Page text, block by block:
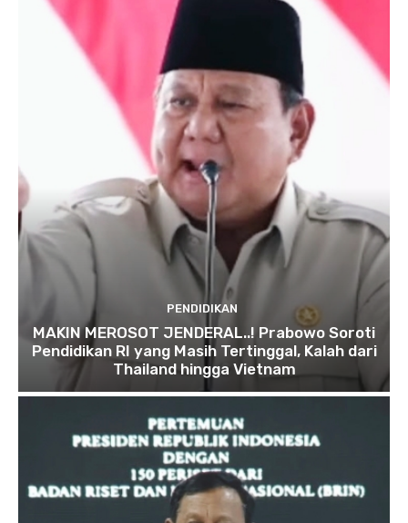
PENDIDIKAN
MAKIN MEROSOT JENDERAL..! Prabowo Soroti
Pendidikan RI yang Masih Tertinggal, Kalah dari
Thailand hingga Vietnam